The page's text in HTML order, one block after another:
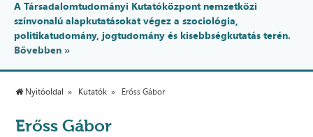
A Társadalomtudományi Kutatóközpont nemzetközi
színvonalú alapkutatásokat végez a szociológia,
politikatudomány, jogtudomány és kisebbségkutatás terén.
Bővebben »
Nyitóoldal Kutatók Erőss Gábor
Erőss Gábor